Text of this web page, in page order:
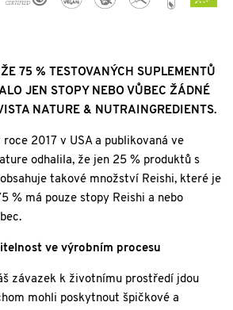
75 % TESTOVANÝCH SUPLEMENTŮ
JEN STOPY NEBO VŮBEC ŽÁDNÉ
NATURE & NUTRAINGREDIENTS.
2017 v USA a publikovaná ve
odhalila, že jen 25 % produktů s
takové množství Reishi, které je
% má pouze stopy Reishi a nebo
ve výrobním procesu
závazek k životnímu prostředí jdou
mohli poskytnout špičkové a